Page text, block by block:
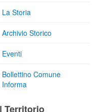
La Storia
Archivio Storico
Eventi
Bollettino Comune
Informa
Territorio